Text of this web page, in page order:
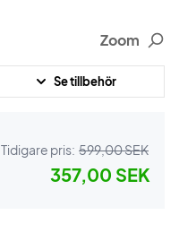
Zoom
Se tillbehör
Tidigare pris: 599,00 SEK
357,00 SEK